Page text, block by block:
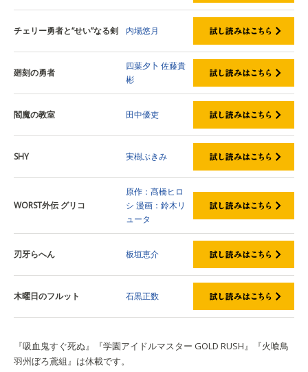
チェリー勇者と“せい”なる剣 内場悠月
廻刻の勇者
四葉夕卜 佐藤貴
彬
閻魔の教室 田中優吏
SHY 実樹ぶきみ
WORST外伝 グリコ
原作：髙橋ヒロ
シ 漫画：鈴木リ
ュータ
刃牙らへん 板垣恵介
木曜日のフルット 石黒正数
『吸血鬼すぐ死ぬ』『学園アイドルマスター GOLD RUSH』『火喰鳥
羽州ぼろ鳶組』は休載です。